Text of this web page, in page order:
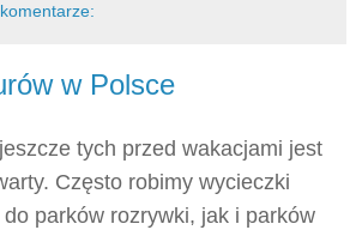
w Polsce
tych przed wakacjami jest
Często robimy wycieczki
parków rozrywki, jak i parków